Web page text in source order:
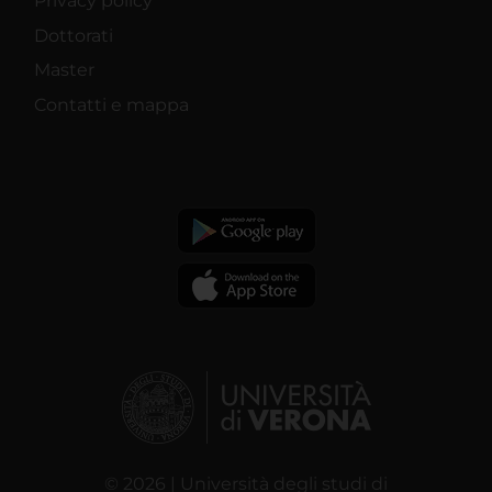
Dottorati
Master
Contatti e mappa
© 2026 | Università degli studi di